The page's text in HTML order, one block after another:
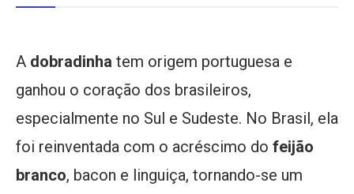
A dobradinha tem origem portuguesa e
ganhou o coração dos brasileiros,
especialmente no Sul e Sudeste. No Brasil, ela
foi reinventada com o acréscimo do feijão
branco, bacon e linguiça, tornando-se um